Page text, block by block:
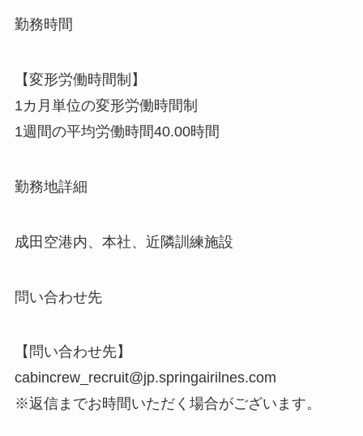
勤務時間
【変形労働時間制】
1カ月単位の変形労働時間制
1週間の平均労働時間40.00時間
勤務地詳細
成田空港内、本社、近隣訓練施設
問い合わせ先
【問い合わせ先】
cabincrew_recruit@jp.springairilnes.com
※返信までお時間いただく場合がございます。